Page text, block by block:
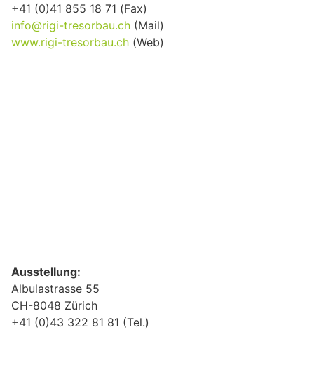
+41 (0)41 855 18 71 (Fax)
info@rigi-tresorbau.ch (Mail)
www.rigi-tresorbau.ch (Web)
Ausstellung:
Albulastrasse 55
CH-8048 Zürich
+41 (0)43 322 81 81 (Tel.)